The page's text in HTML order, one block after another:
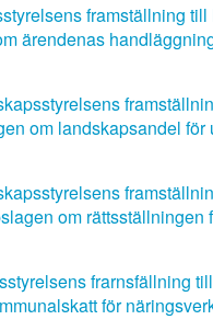
framställning
ärendenas
om landskapsandel för
om rättsställningen
frarnsfällning
för